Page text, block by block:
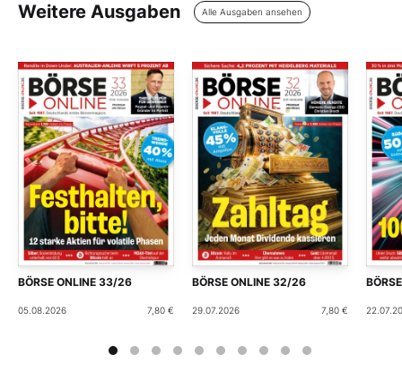
Weitere Ausgaben Alle Ausgaben ansehen
BÖRSE ONLINE 33/26
05.08.2026 7,80 €
BÖRSE ONLINE 32/26
29.07.2026 7,80 €